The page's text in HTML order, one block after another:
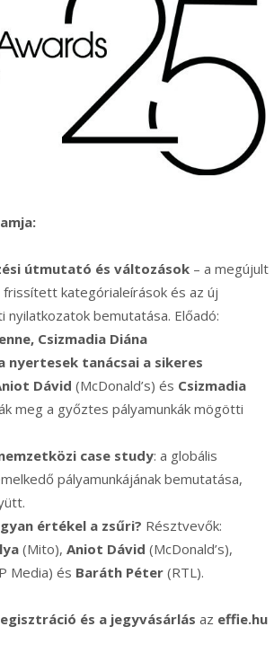
útmutató és változások – a megújult
frissített kategórialeírások és az új
nyilatkozatok bemutatása. Előadó:
Csizmadia Diána
nyertesek tanácsai a sikeres
Dávid (McDonald’s) és Csizmadia
meg a győztes pályamunkák mögötti
case study: a globális
pályamunkájának bemutatása,
értékel a zsűri? Résztvevők:
(Mito), Aniot Dávid (McDonald’s),
Media) és Baráth Péter (RTL).
és a jegyvásárlás az effie.hu